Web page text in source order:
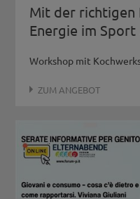
Mit der richtigen
Energie im Sport
Workshop mit
ZUM ANGEBOT